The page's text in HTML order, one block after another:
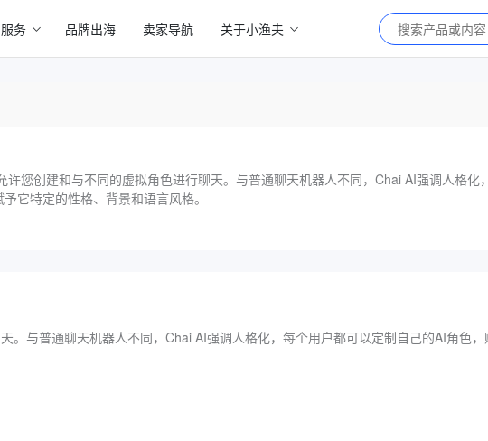
服务 品牌出海 卖家导航 关于小渔夫
许您创建和与不同的虚拟角色进行聊天。与普通聊天机器人不同，Chai AI强调人格化
它特定的性格、背景和语言风格。
。与普通聊天机器人不同，Chai AI强调人格化，每个用户都可以定制自己的AI角色，